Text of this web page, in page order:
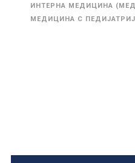
ИНТЕРНА МЕДИЦИНА
МЕДИЦИНА С